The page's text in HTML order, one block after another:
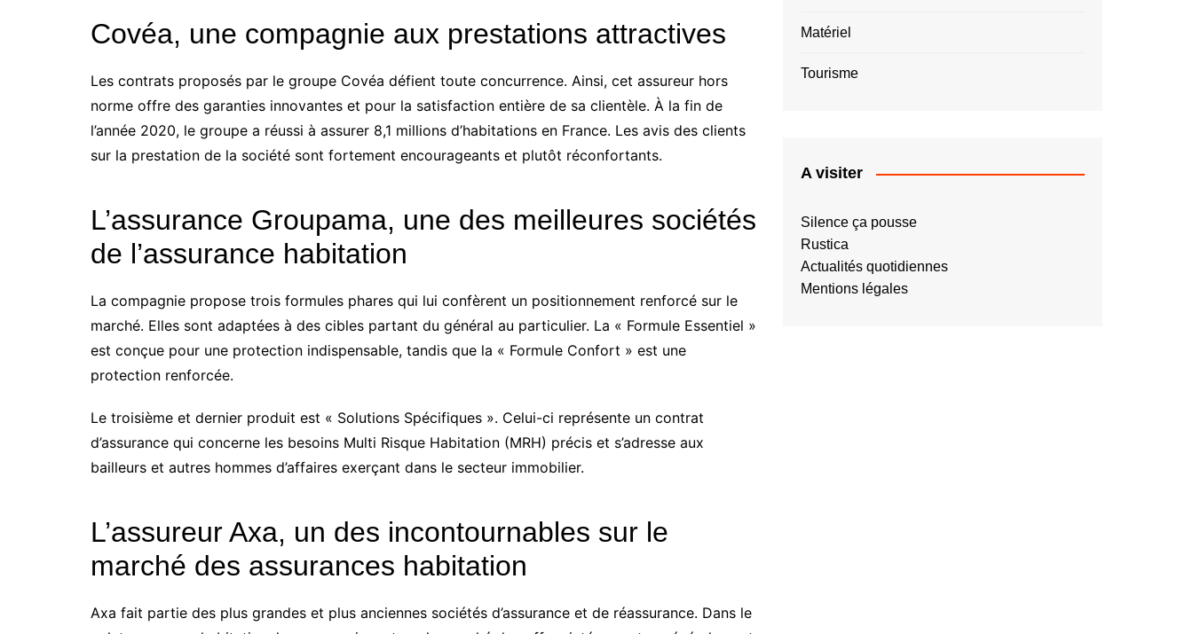
Covéa, une compagnie aux prestations attractives
Les contrats proposés par le groupe Covéa défient toute concurrence. Ainsi, cet assureur hors
norme offre des garanties innovantes et pour la satisfaction entière de sa clientèle. À la fin de
l’année 2020, le groupe a réussi à assurer 8,1 millions d’habitations en France. Les avis des clients
sur la prestation de la société sont fortement encourageants et plutôt réconfortants.
L’assurance Groupama, une des meilleures sociétés
de l’assurance habitation
La compagnie propose trois formules phares qui lui confèrent un positionnement renforcé sur le
marché. Elles sont adaptées à des cibles partant du général au particulier. La « Formule Essentiel »
est conçue pour une protection indispensable, tandis que la « Formule Confort » est une
protection renforcée.
Le troisième et dernier produit est « Solutions Spécifiques ». Celui-ci représente un contrat
d’assurance qui concerne les besoins Multi Risque Habitation (MRH) précis et s’adresse aux
bailleurs et autres hommes d’affaires exerçant dans le secteur immobilier.
L’assureur Axa, un des incontournables sur le
marché des assurances habitation
Axa fait partie des plus grandes et plus anciennes sociétés d’assurance et de réassurance. Dans le
Matériel
Tourisme
A visiter
Silence ça pousse
Rustica
Actualités quotidiennes
Mentions légales